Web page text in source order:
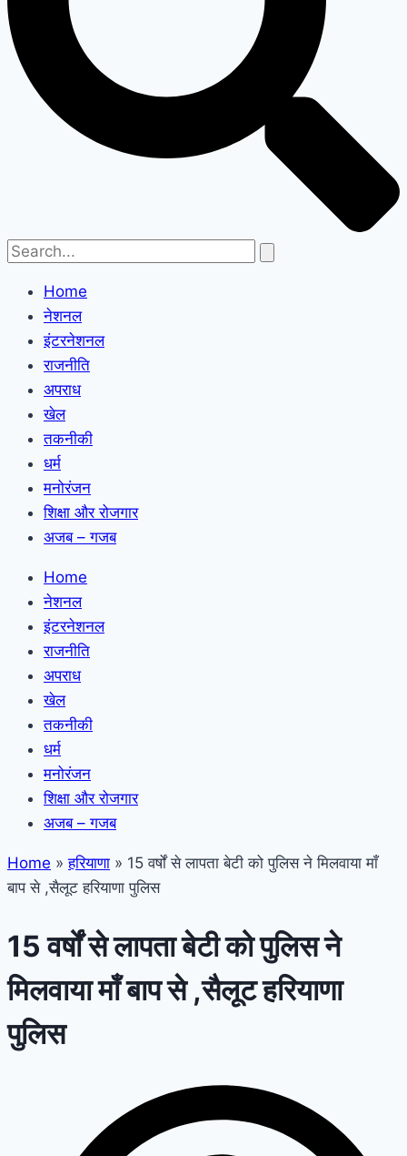
Home
नेशनल
इंटरनेशनल
राजनीति
अपराध
खेल
तकनीकी
धर्म
मनोरंजन
शिक्षा और रोजगार
अजब – गजब
Home
नेशनल
इंटरनेशनल
राजनीति
अपराध
खेल
तकनीकी
धर्म
मनोरंजन
शिक्षा और रोजगार
अजब – गजब
Home » हरियाणा » 15 वर्षों से लापता बेटी को पुलिस ने मिलवाया माँ
बाप से ,सैलूट हरियाणा पुलिस
15 वर्षों से लापता बेटी को पुलिस ने
मिलवाया माँ बाप से ,सैलूट हरियाणा
पुलिस